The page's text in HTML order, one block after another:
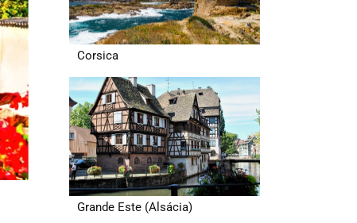
Corsica
Grande Este (Alsácia)